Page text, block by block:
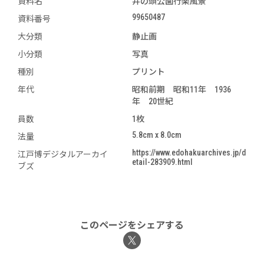
資料番号
99650487
大分類
静止画
小分類
写真
種別
プリント
年代
昭和前期 昭和11年 1936
年 20世紀
員数
1枚
法量
5.8cm x 8.0cm
江戸博デジタルアーカイ
ブズ
https://www.edohakuarchives.jp/d
etail-283909.html
このページをシェアする